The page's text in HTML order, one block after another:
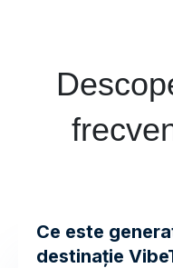
Ce este
destinație